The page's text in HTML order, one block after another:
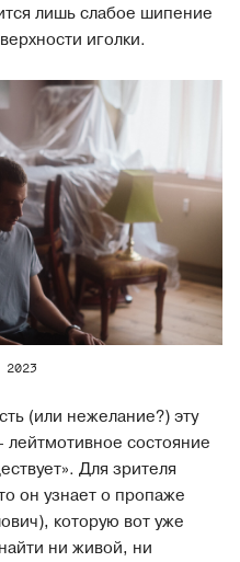
лишь слабое шипение
иголки.
2023
(или нежелание?) эту
состояние
Для зрителя
он узнает о пропаже
которую вот уже
ни живой, ни